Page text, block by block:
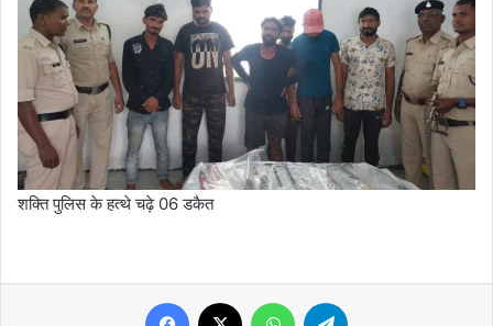
शक्ति पुलिस के हत्थे चढ़े 06 डकैत
Facebook WhatsApp